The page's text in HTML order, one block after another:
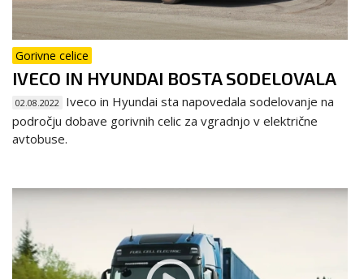
Gorivne celice
IVECO IN HYUNDAI BOSTA SODELOVALA
02.08.2022
Iveco in Hyundai sta napovedala sodelovanje na
področju dobave gorivnih celic za vgradnjo v električne
avtobuse.